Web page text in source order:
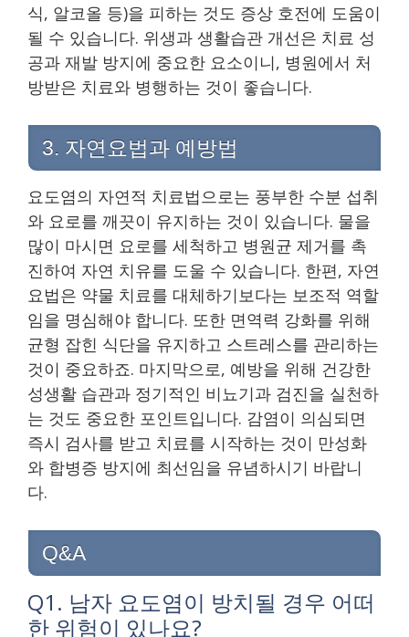
식, 알코올 등)을 피하는 것도 증상 호전에 도움이
될 수 있습니다. 위생과 생활습관 개선은 치료 성
공과 재발 방지에 중요한 요소이니, 병원에서 처
방받은 치료와 병행하는 것이 좋습니다.
3. 자연요법과 예방법
요도염의 자연적 치료법으로는 풍부한 수분 섭취
와 요로를 깨끗이 유지하는 것이 있습니다. 물을
많이 마시면 요로를 세척하고 병원균 제거를 촉
진하여 자연 치유를 도울 수 있습니다. 한편, 자연
요법은 약물 치료를 대체하기보다는 보조적 역할
임을 명심해야 합니다. 또한 면역력 강화를 위해
균형 잡힌 식단을 유지하고 스트레스를 관리하는
것이 중요하죠. 마지막으로, 예방을 위해 건강한
성생활 습관과 정기적인 비뇨기과 검진을 실천하
는 것도 중요한 포인트입니다. 감염이 의심되면
즉시 검사를 받고 치료를 시작하는 것이 만성화
와 합병증 방지에 최선임을 유념하시기 바랍니
다.
Q&A
Q1. 남자 요도염이 방치될 경우 어떠
한 위험이 있나요?